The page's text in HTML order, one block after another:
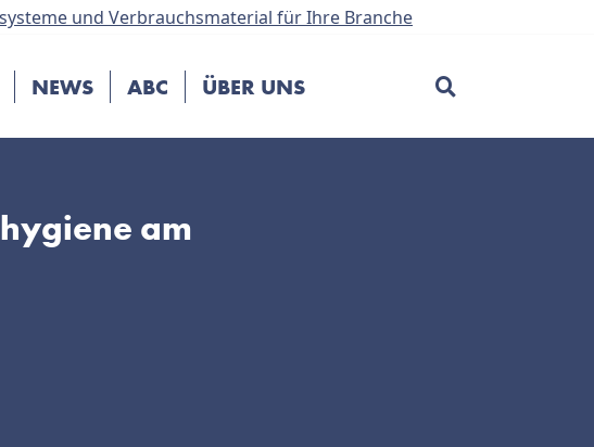
und Verbrauchsmaterial für Ihre Branche
NEWS ABC ÜBER UNS
am